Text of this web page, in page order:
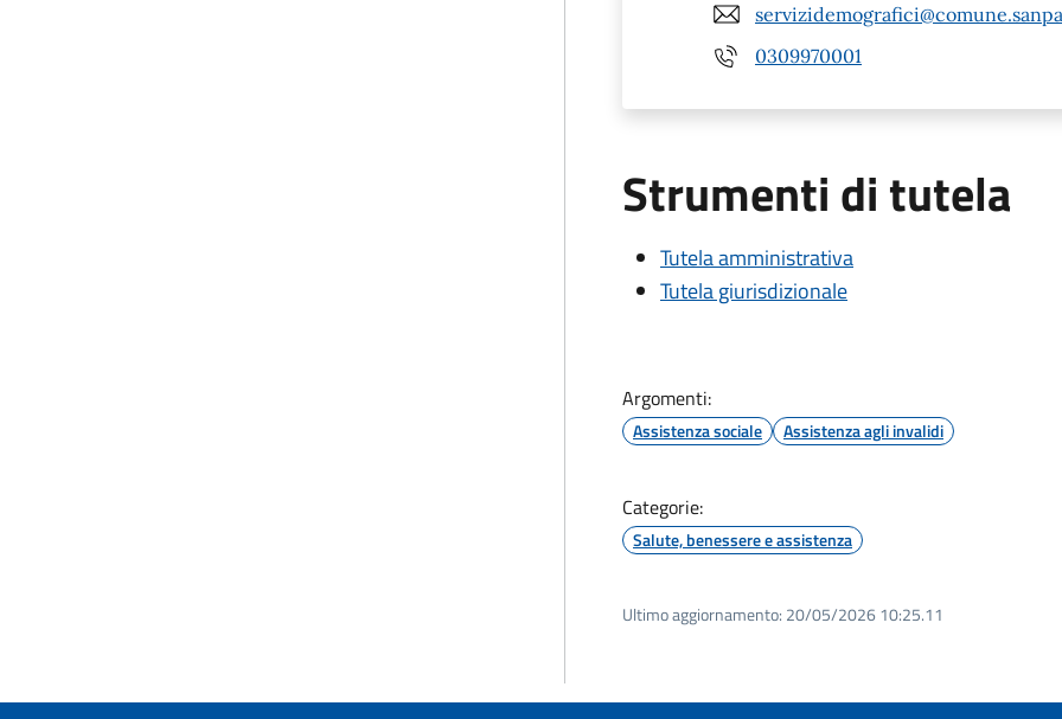
0309970001
Strumenti di tutela
Tutela amministrativa
Tutela giurisdizionale
Argomenti:
Assistenza sociale Assistenza agli invalidi
Categorie:
Salute, benessere e assistenza
Ultimo aggiornamento: 20/05/2026 10:25.11